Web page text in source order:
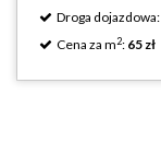
Droga dojazdowa:
Cena za m2: 65 zł